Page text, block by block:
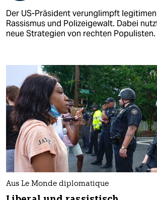
Der US-Präsident verunglimpft
Rassismus und Polizeigewalt. Dabei
neue Strategien von rechten Populisten.
Aus Le Monde diplomatique